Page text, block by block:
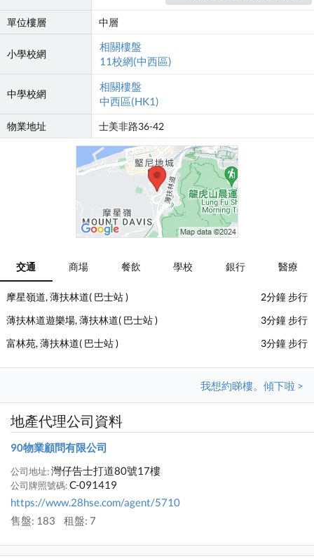
單位樓層 中層
小學校網
相關樓盤
11校網(中西區)
中學校網
相關樓盤
中西區(HK1)
物業地址 士美非路36-42
交通 商場 餐飲 學校 銀行 醫療
摩星嶺道, 薄扶林道( 巴士站 )
2分鐘 步行
薄扶林道遊樂場, 薄扶林道( 巴士站 )
3分鐘 步行
富林苑, 薄扶林道( 巴士站 )
3分鐘 步行
我想約睇樓。傾下啦 >
地產代理公司資料
90物業顧問有限公司
公司地址:灣仔告士打道80號17樓
公司牌照號碼:C-091419
https://www.28hse.com/agent/5710
售盤: 183
租盤: 7